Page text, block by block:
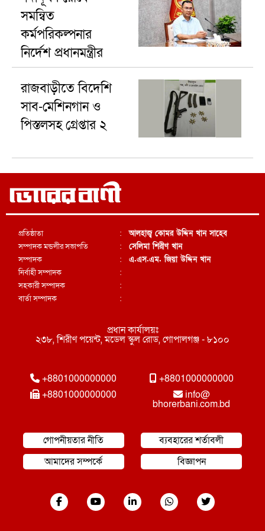
সমন্বিত
কর্মপরিকল্পনার
নির্দেশ প্রধানমন্ত্রীর
রাজবাড়ীতে বিদেশি
সাব-মেশিনগান ও
পিস্তলসহ গ্রেপ্তার ২
প্রতিষ্ঠাতা
সম্পাদক মন্ডলীর সভাপতি
সম্পাদক
নির্বাহী সম্পাদক
সহকারী সম্পাদক
বার্তা সম্পাদক
:
:
:
:
:
:
আলহাজ্ব কোমর উদ্দিন খান সাহেব
সেলিমা শিরীণ খান
এ.এস.এম. জিয়া উদ্দিন খান
প্রধান কার্যালয়ঃ
২৩৮, শিরীণ পয়েন্ট, মডেল স্কুল রোড, গোপালগঞ্জ - ৮১০০
+8801000000000
+8801000000000
+8801000000000
info@
bhorerbani.com.bd
গোপনীয়তার নীতি
ব্যবহারের শর্তাবলী
আমাদের সম্পর্কে
বিজ্ঞাপন